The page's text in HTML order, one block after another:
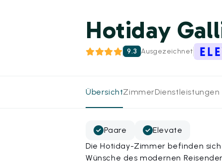
Hotiday
9.3 Ausgezeichnet
ÜbersichtZimmer
Paare
Elevate
Die Hotiday-Zimmer befinden
Wünsche des modernen